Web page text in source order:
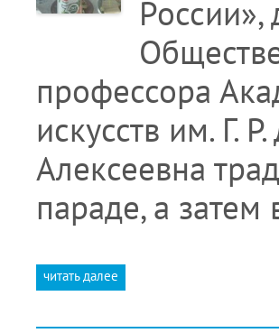
России»,
профессора
искусств им. Г.
Алексеевна
параде, а затем
читать далее